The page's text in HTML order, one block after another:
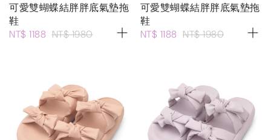
可愛雙蝴蝶結胖胖底氣墊拖
鞋
NT$ 1188 NT$ 1980
可愛雙蝴蝶結胖胖底氣墊拖
鞋
NT$ 1188 NT$ 1980